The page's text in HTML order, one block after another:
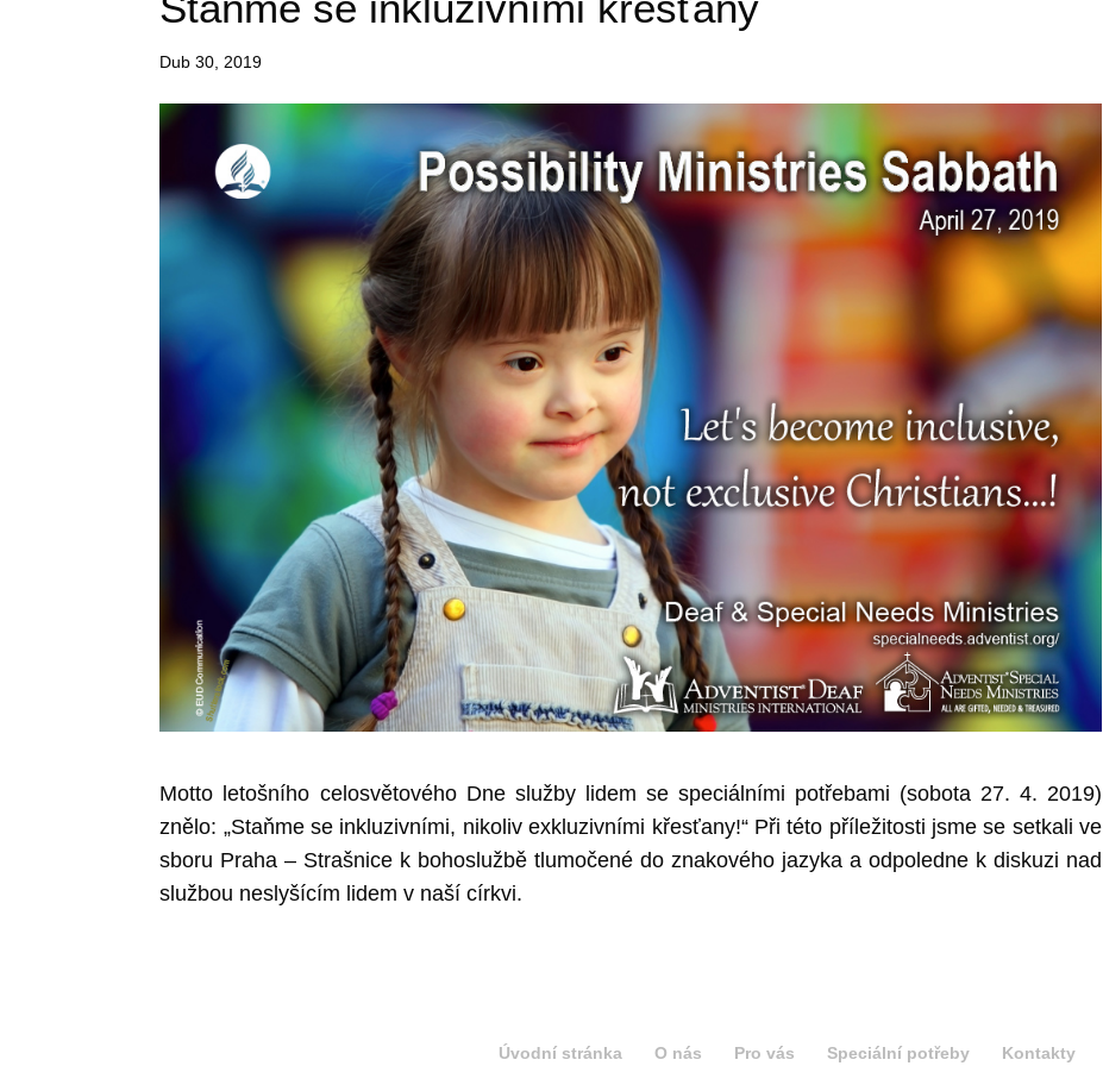
Dub 30, 2019
Motto letošního celosvětového Dne služby lidem se speciálními potřebami (sobota 27. 4. 2019)
znělo: „Staňme se inkluzivními, nikoliv exkluzivními křesťany!“ Při této příležitosti jsme se setkali ve
sboru Praha – Strašnice k bohoslužbě tlumočené do znakového jazyka a odpoledne k diskuzi nad
službou neslyšícím lidem v naší církvi.
Úvodní stránka O nás Pro vás Speciální potřeby Kontakty